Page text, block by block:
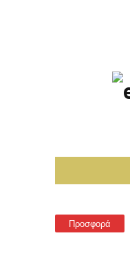
Προσφορά